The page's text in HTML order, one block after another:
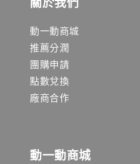
動一動商城
推薦分潤
團購申請
點數兌換
廠商合作
動一動商城